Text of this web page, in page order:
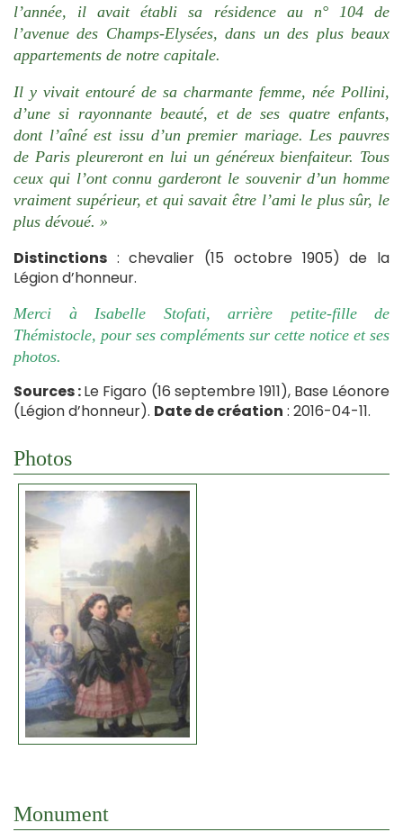
l’année, il avait établi sa résidence au n° 104 de
l’avenue des Champs-Elysées, dans un des plus beaux
appartements de notre capitale.
Il y vivait entouré de sa charmante femme, née Pollini,
d’une si rayonnante beauté, et de ses quatre enfants,
dont l’aîné est issu d’un premier mariage. Les pauvres
de Paris pleureront en lui un généreux bienfaiteur. Tous
ceux qui l’ont connu garderont le souvenir d’un homme
vraiment supérieur, et qui savait être l’ami le plus sûr, le
plus dévoué. »
Distinctions : chevalier (15 octobre 1905) de la
Légion d’honneur.
Merci à Isabelle Stofati, arrière petite-fille de
Thémistocle, pour ses compléments sur cette notice et ses
photos.
Sources :Le Figaro (16 septembre 1911), Base Léonore
(Légion d’honneur). Date de création : 2016-04-11.
Photos
Monument